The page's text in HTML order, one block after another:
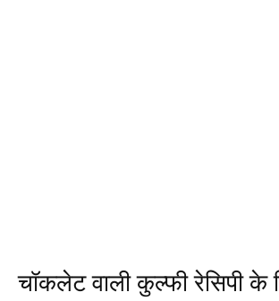
चॉकलेट वाली कुल्फी रेसिपी के